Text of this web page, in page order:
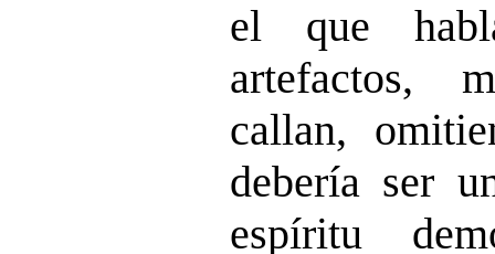
el que
artefactos,
callan,
debería ser
espíritu